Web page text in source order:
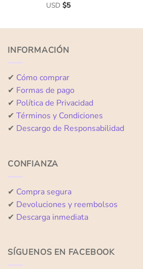
Valorado
de
USD $5
INFORMACIÓN
✔ Cómo comprar
✔ Formas de pago
✔ Política de Privacidad
✔ Términos y Condiciones
✔ Descargo de Responsabilidad
CONFIANZA
✔ Compra segura
✔ Devoluciones y reembolsos
✔ Descarga inmediata
SÍGUENOS EN FACEBOOK